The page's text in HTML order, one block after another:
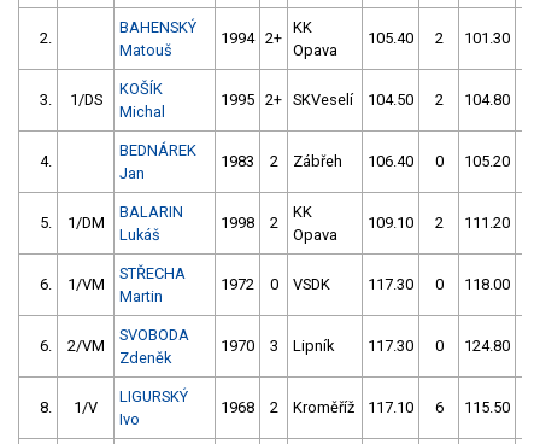
2.
BAHENSKÝ
Matouš
1994 2+
KK
Opava
105.40 2 101.30
3. 1/DS
KOŠÍK
Michal
1995 2+ SKVeselí 104.50 2 104.80
4.
BEDNÁREK
Jan
1983 2 Zábřeh 106.40 0 105.20
5. 1/DM
BALARIN
Lukáš
1998 2
KK
Opava
109.10 2 111.20
6. 1/VM
STŘECHA
Martin
1972 0 VSDK 117.30 0 118.00
6. 2/VM
SVOBODA
Zdeněk
1970 3 Lipník 117.30 0 124.80
8. 1/V
LIGURSKÝ
Ivo
1968 2 Kroměříž 117.10 6 115.50